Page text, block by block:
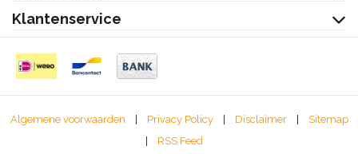
Klantenservice
Algemene voorwaarden Privacy Policy Disclaimer
Sitemap
RSS Feed